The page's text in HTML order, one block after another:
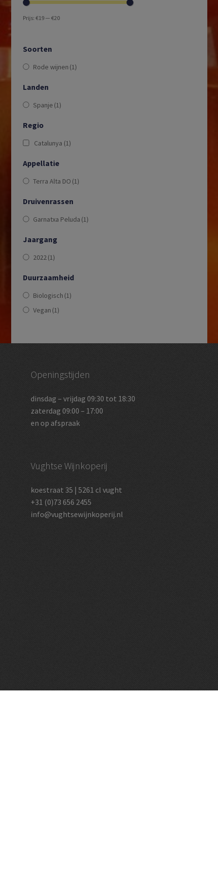
Prijs: €19— €20
Soorten
Rode wijnen (1)
Landen
Spanje (1)
Regio
Catalunya (1)
Appellatie
Terra Alta DO (1)
Druivenrassen
Garnatxa Peluda (1)
Jaargang
2022(1)
Duurzaamheid
Biologisch (1)
Vegan (1)
Openingstijden
dinsdag – vrijdag 09:30 tot 18:30
zaterdag 09:00 – 17:00
en op afspraak
Vughtse Wijnkoperij
koestraat 35 | 5261 cl vught
+31 (0)73 656 2455
info@vughtsewijnkoperij.nl